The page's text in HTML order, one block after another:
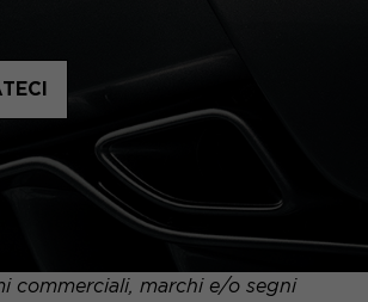
commerciali, marchi e/o segni